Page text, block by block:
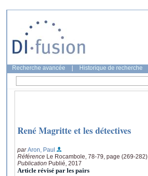
Recherche avancée Historique de recherche
René Magritte et les détectives
parAron, Paul
Référence Le Rocambole, 78-79, page (269-282)
Publication Publié, 2017
Article révisé par les pairs